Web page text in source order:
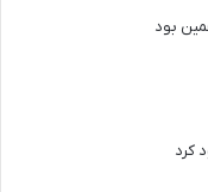
بود
کرد